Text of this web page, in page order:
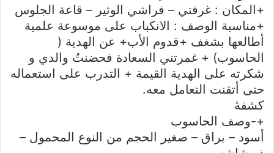
+المكان : غرفتي – فراشي الوثير – قاعة الجلوس
+مناسبة الوصف : الانكباب على موسوعة علمية
أطالعها بشغف +قدوم الأب+ عن الهدية (
الحاسوب) + غمرتني السعادة فحضنتُ والدي و
شكرته على الهدية القيمة + التدرب على استعماله
حتى أتقنت التعامل معه.
کشفهٔ
+-وصف الحاسوب
أسود – براق – صغير الحجم من النوع المحمول –